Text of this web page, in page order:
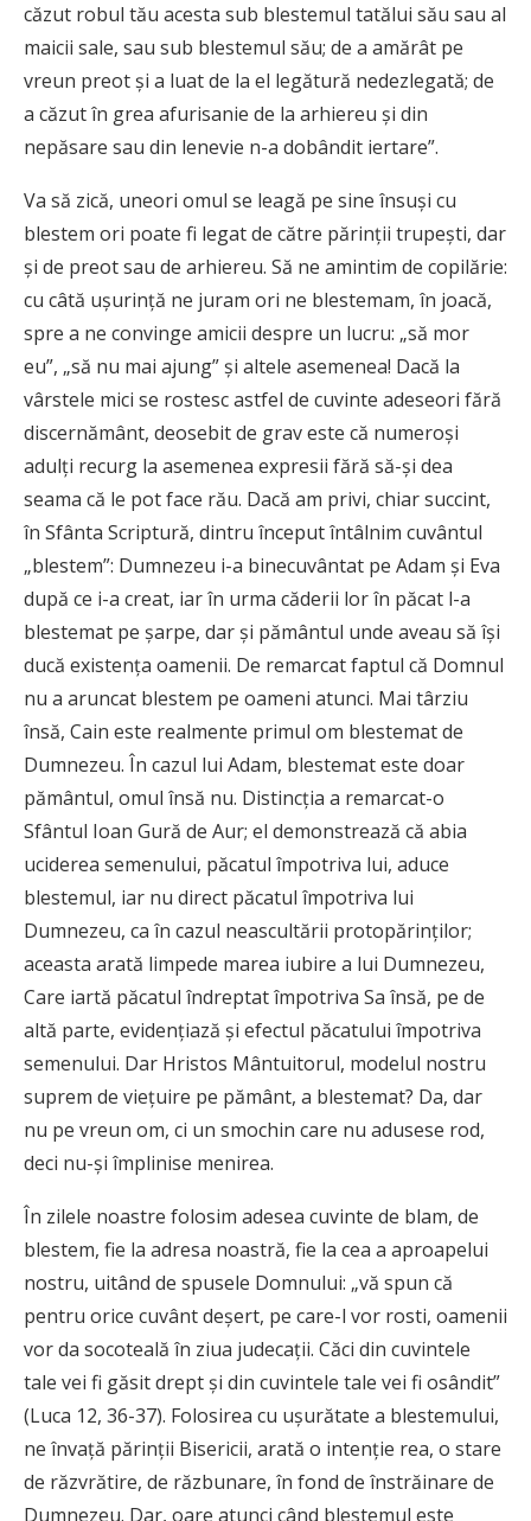
căzut robul tău acesta sub blestemul tatălui său sau al
maicii sale, sau sub blestemul său; de a amărât pe
vreun preot și a luat de la el legătură nedezlegată; de
a căzut în grea afurisanie de la arhiereu și din
nepăsare sau din lenevie n-a dobândit iertare”.
Va să zică, uneori omul se leagă pe sine însuși cu
blestem ori poate fi legat de către părinții trupești, dar
și de preot sau de arhiereu. Să ne amintim de copilărie:
cu câtă ușurință ne juram ori ne blestemam, în joacă,
spre a ne convinge amicii despre un lucru: „să mor
eu”, „să nu mai ajung” și altele asemenea! Dacă la
vârstele mici se rostesc astfel de cuvinte adeseori fără
discernământ, deosebit de grav este că numeroşi
adulți recurg la asemenea expresii fără să-şi dea
seama că le pot face rău. Dacă am privi, chiar succint,
în Sfânta Scriptură, dintru început întâlnim cuvântul
„blestem”: Dumnezeu i-a binecuvântat pe Adam și Eva
după ce i-a creat, iar în urma căderii lor în păcat l-a
blestemat pe șarpe, dar și pământul unde aveau să își
ducă existența oamenii. De remarcat faptul că Domnul
nu a aruncat blestem pe oameni atunci. Mai târziu
însă, Cain este realmente primul om blestemat de
Dumnezeu. În cazul lui Adam, blestemat este doar
pământul, omul însă nu. Distincția a remarcat-o
Sfântul Ioan Gură de Aur; el demonstrează că abia
uciderea semenului, păcatul împotriva lui, aduce
blestemul, iar nu direct păcatul împotriva lui
Dumnezeu, ca în cazul neascultării protopărinţilor;
aceasta arată limpede marea iubire a lui Dumnezeu,
Care iartă păcatul îndreptat împotriva Sa însă, pe de
altă parte, evidențiază şi efectul păcatului împotriva
semenului. Dar Hristos Mântuitorul, modelul nostru
suprem de viețuire pe pământ, a blestemat? Da, dar
nu pe vreun om, ci un smochin care nu adusese rod,
deci nu-și împlinise menirea.
În zilele noastre folosim adesea cuvinte de blam, de
blestem, fie la adresa noastră, fie la cea a aproapelui
nostru, uitând de spusele Domnului: „vă spun că
pentru orice cuvânt deșert, pe care-l vor rosti, oamenii
vor da socoteală în ziua judecații. Căci din cuvintele
tale vei fi găsit drept și din cuvintele tale vei fi osândit”
(Luca 12, 36-37). Folosirea cu ușurătate a blestemului,
ne învață părinții Bisericii, arată o intenție rea, o stare
de răzvrătire, de răzbunare, în fond de înstrăinare de
Dumnezeu. Dar, oare atunci când blestemul este